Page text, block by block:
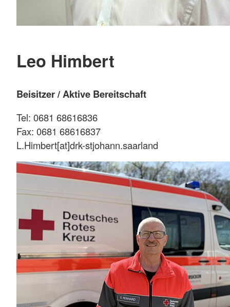
Leo Himbert
Beisitzer / Aktive Bereitschaft
Tel: 0681 68616836
Fax: 0681 68616837
L.Himbert[at]drk-stjohann.saarland